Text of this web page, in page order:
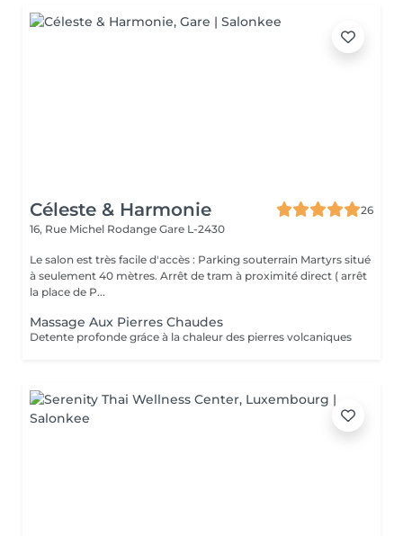
Céleste & Harmonie
26
16, Rue Michel Rodange Gare L-2430
Le salon est très facile d'accès : Parking souterrain Martyrs situé
à seulement 40 mètres. Arrêt de tram à proximité direct ( arrêt
la place de P...
Massage Aux Pierres Chaudes
Detente profonde gráce à la chaleur des pierres volcaniques